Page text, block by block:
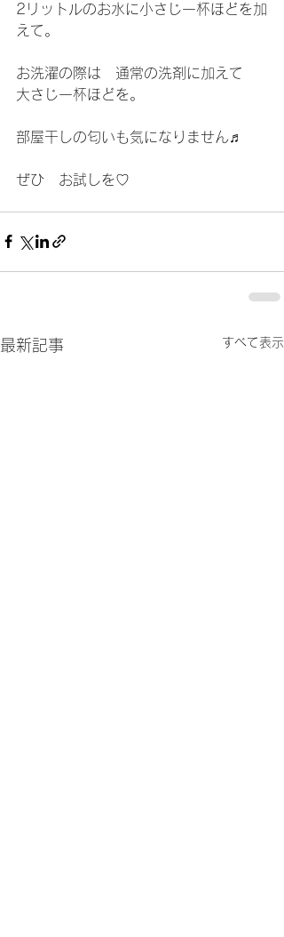
2リットルのお水に小さじ一杯ほどを加
えて。
お洗濯の際は　通常の洗剤に加えて
大さじ一杯ほどを。
部屋干しの匂いも気になりません♬
ぜひ　お試しを♡
最新記事 すべて表示